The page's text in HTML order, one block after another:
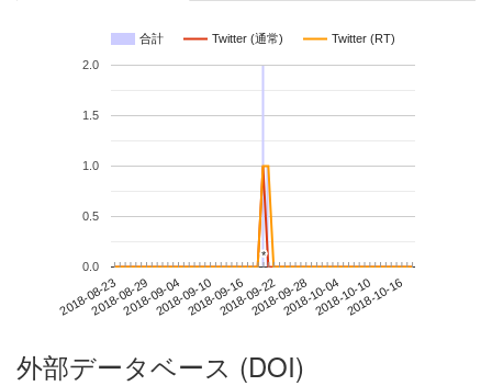
合計 Twitter (通常) Twitter (RT)
2018-08-232018-08-292018-09-042018-09-102018-09-162018-09-222018-09-282018-10-042018-10-102018-10-16
0.0
0.5
1.0
1.5
2.0
*
*
外部データベース (DOI)